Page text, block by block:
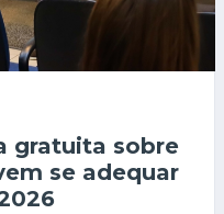
gratuita sobre
se adequar